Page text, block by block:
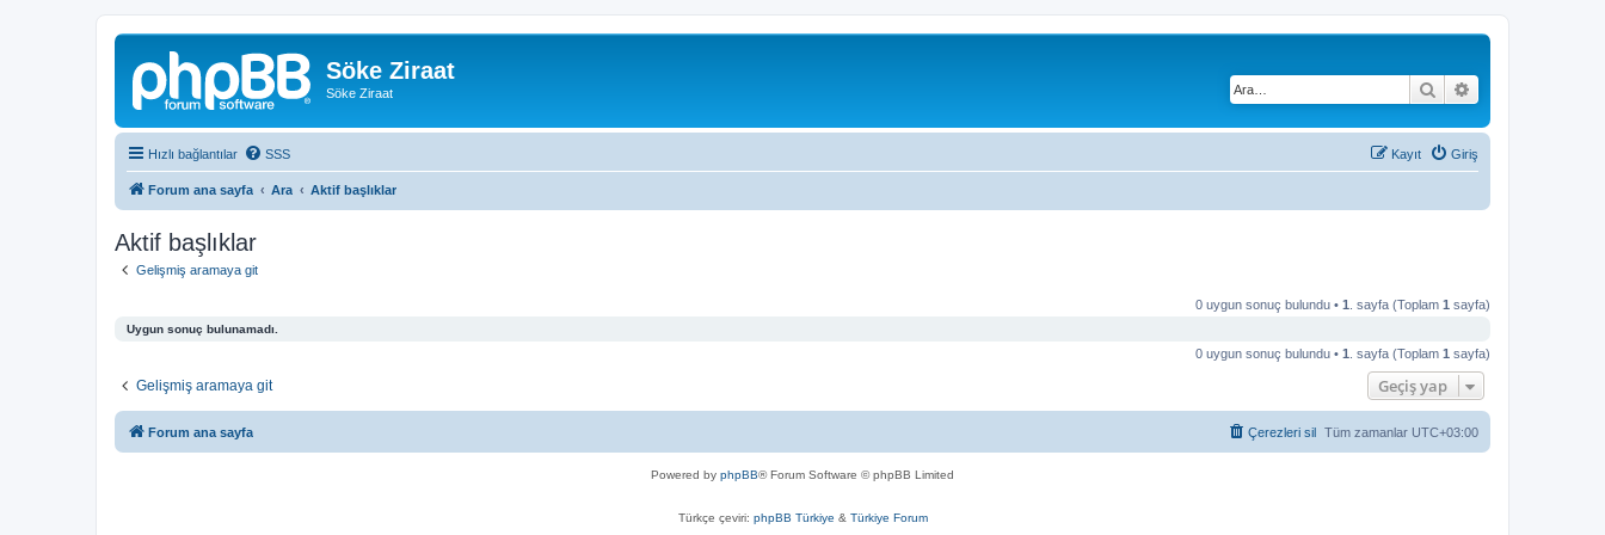
Söke Ziraat
Söke Ziraat Ara
Hızlı bağlantılar SSS Giriş
Kayıt
Forum ana sayfa Ara Aktif başlıklar
Aktif başlıklar
Gelişmiş aramaya git
0 uygun sonuç bulundu • 1 . sayfa (Toplam 1 sayfa)
Uygun sonuç bulunamadı.
0 uygun sonuç bulundu • 1 . sayfa (Toplam 1 sayfa)
Gelişmiş aramaya git Geçiş yap
Forum ana sayfa Tüm zamanlar UTC+03:00
Çerezleri sil
Powered by phpBB® Forum Software © phpBB Limited
Türkçe çeviri: phpBB Türkiye & Türkiye Forum